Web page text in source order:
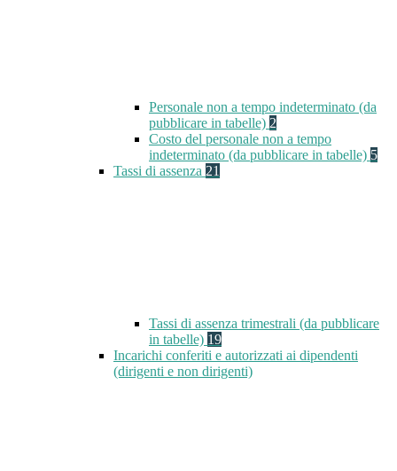
Personale non a tempo indeterminato (da
pubblicare in tabelle) 2
Costo del personale non a tempo
indeterminato (da pubblicare in tabelle) 5
Tassi di assenza 21
Tassi di assenza trimestrali (da pubblicare
in tabelle) 19
Incarichi conferiti e autorizzati ai dipendenti
(dirigenti e non dirigenti)